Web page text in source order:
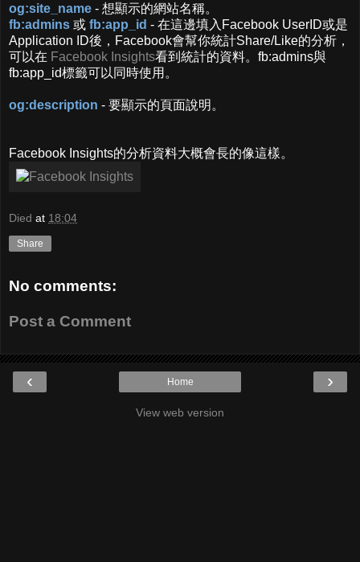
og:site_name - 想顯示的網站名稱。
fb:admins 或 fb:app_id - 在這邊填入Facebook UserID或是
Application ID後，Facebook會幫你統計Share/Like的分析，
可以在 Facebook Insights看到統計的資料。fb:admins與
fb:app_id標籤可以同時使用。
og:description - 要顯示的頁面說明。
Facebook Insights的分析資料大概會長的像這樣。
Died at 18:04
Share
No comments:
Post a Comment
‹ ›
Home
View web version